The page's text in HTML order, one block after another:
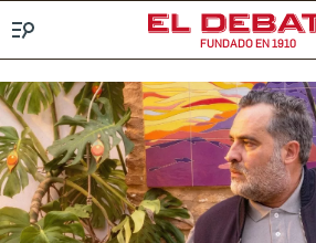
FUNDADO EN 1910